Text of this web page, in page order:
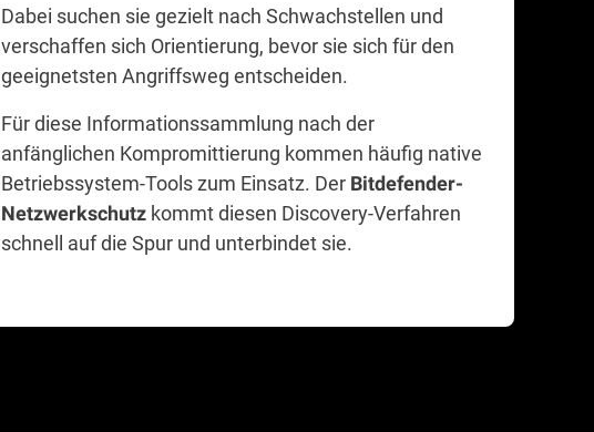
Dabei suchen sie gezielt nach Schwachstellen und
verschaffen sich Orientierung, bevor sie sich für den
geeignetsten Angriffsweg entscheiden.
Für diese Informationssammlung nach der
anfänglichen Kompromittierung kommen häufig native
Betriebssystem-Tools zum Einsatz. Der Bitdefender-
Netzwerkschutz kommt diesen Discovery-Verfahren
schnell auf die Spur und unterbindet sie.